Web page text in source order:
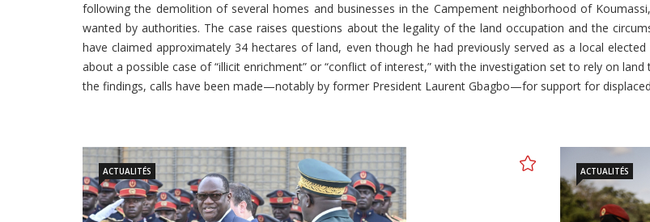
following the demolition of several homes and businesses in the Campement neighborhood of
wanted by authorities. The case raises questions about the legality of the land occupation and the
have claimed approximately 34 hectares of land, even though he had previously served as a local
about a possible case of “illicit enrichment” or “conflict of interest,” with the investigation set to rely on
the findings, calls have been made—notably by former President Laurent Gbagbo—for support for
ACTUALITÉS ACTUALITÉS